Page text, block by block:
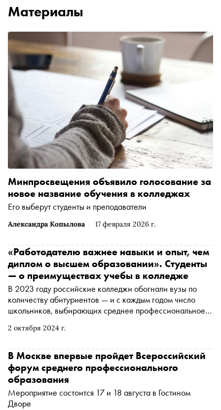
Материалы
Александра Копылова 17 февраля 2026 г.
Минпросвещения объявило голосование за
новое название обучения в колледжах
Его выберут студенты и преподаватели
2 октября 2024 г.
«Работодателю важнее навыки и опыт, чем
диплом о высшем образовании». Студенты
— о преимуществах учебы в колледже
В 2023 году российские колледжи обогнали вузы по
количеству абитуриентов — и с каждым годом число
школьников, выбирающих среднее профессиональное
студенты рассказали «Снобу», почему предпочли
трудоустройство
В Москве впервые пройдет Всероссийский
форум среднего профессионального
образования
Мероприятие состоится 17 и 18 августа в Гостином
Дворе